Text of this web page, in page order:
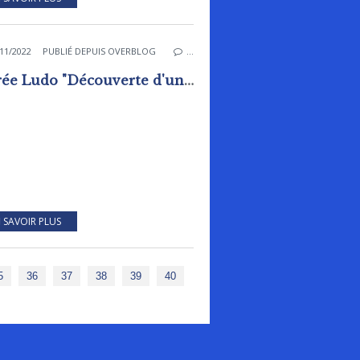
2022 PUBLIÉ DEPUIS OVERBLOG …
Soirée Ludo "Découverte d'un casque de réalité virtuelle"
SAVOIR PLUS
36 37 38 39 40